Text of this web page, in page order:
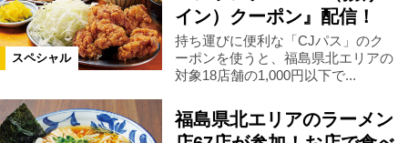
スペシャル
イン）クーポン』配信！
持ち運びに便利な「CJパス」のク
ーポンを使うと、福島県北エリアの
対象18店舗の1,000円以下で...
福島県北エリアのラーメン